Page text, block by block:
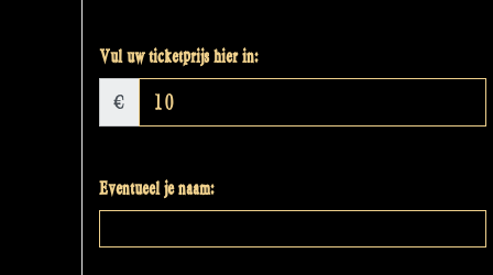
Vul uw ticketprijs hier in:
€
Eventueel je naam: